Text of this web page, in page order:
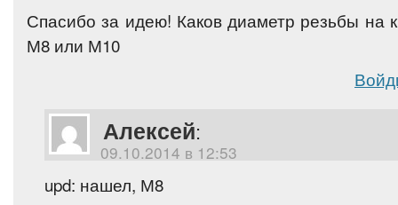
Спасибо за идею! Каков диаметр резьбы на
М8 или М10
Алексей:
09.10.2014 в 12:53
upd: нашел, М8